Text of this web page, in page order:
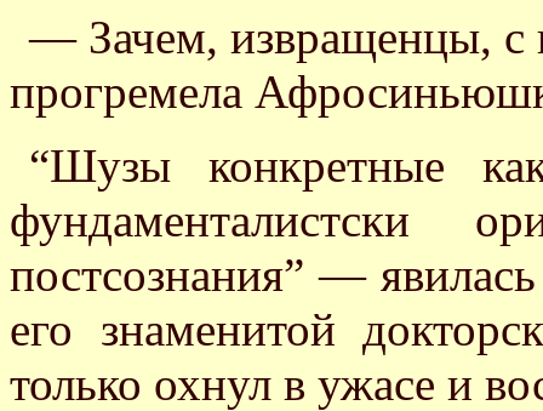
— Зачем, извращенцы, с
прогремела
“Шузы конкретные
фундаменталистски
постсознания” —
его знаменитой
только охнул в ужасе и